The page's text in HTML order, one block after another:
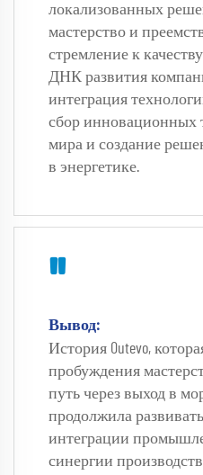
локализованных
мастерство и
стремление к
ДНК развития
интеграция
сбор инновационных
мира и создание
в энергетике.
"
Вывод:
История Outevo,
пробуждения
путь через выход в
продолжила
интеграции
синергии